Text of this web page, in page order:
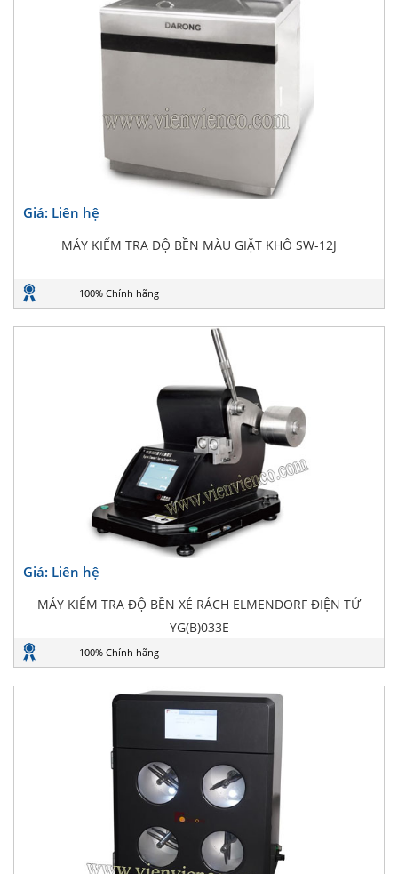
Giá: Liên hệ
MÁY KIỂM TRA ĐỘ BỀN MÀU GIẶT KHÔ SW-12J
100% Chính hãng
Giá: Liên hệ
MÁY KIỂM TRA ĐỘ BỀN XÉ RÁCH ELMENDORF ĐIỆN TỬ
YG(B)033E
100% Chính hãng